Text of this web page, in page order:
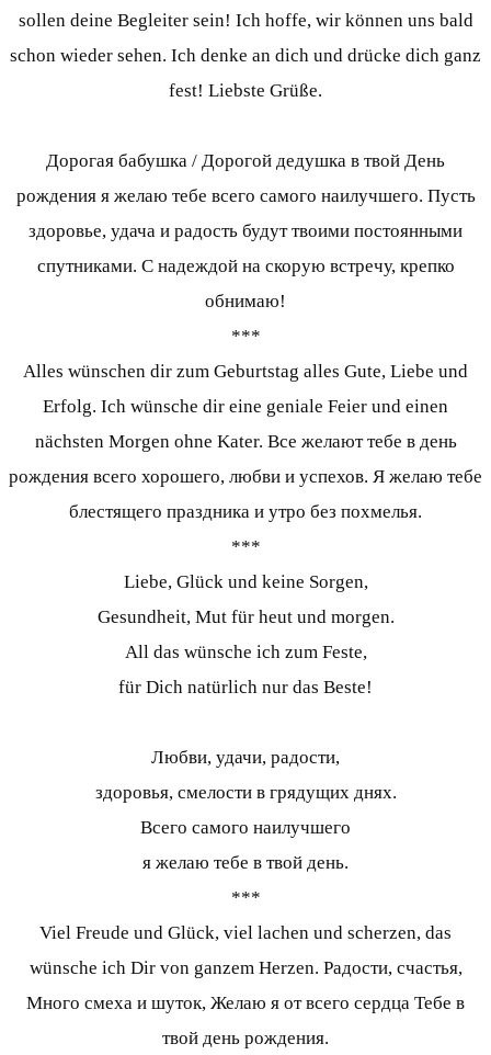
sollen deine Begleiter sein! Ich hoffe, wir können uns bald
schon wieder sehen. Ich denke an dich und drücke dich ganz
fest! Liebste Grüße.
Дорогая бабушка / Дорогой дедушка в твой День
рождения я желаю тебе всего самого наилучшего. Пусть
здоровье, удача и радость будут твоими постоянными
спутниками. С надеждой на скорую встречу, крепко
обнимаю!
***
Alles wünschen dir zum Geburtstag alles Gute, Liebe und
Erfolg. Ich wünsche dir eine geniale Feier und einen
nächsten Morgen ohne Kater. Все желают тебе в день
рождения всего хорошего, любви и успехов. Я желаю тебе
блестящего праздника и утро без похмелья.
***
Liebe, Glück und keine Sorgen,
Gesundheit, Mut für heut und morgen.
All das wünsche ich zum Feste,
für Dich natürlich nur das Beste!
Любви, удачи, радости,
здоровья, смелости в грядущих днях.
Всего самого наилучшего
я желаю тебе в твой день.
***
Viel Freude und Glück, viel lachen und scherzen, das
wünsche ich Dir von ganzem Herzen. Радости, счастья,
Много смеха и шуток, Желаю я от всего сердца Тебе в
твой день рождения.